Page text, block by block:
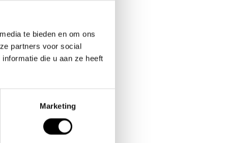
te bieden en om ons
partners voor social
die u aan ze heeft
Marketing